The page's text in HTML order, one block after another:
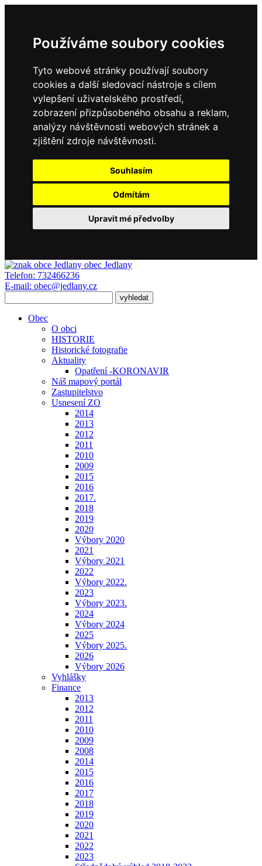
Používáme soubory cookies
Tyto webové stránky používají soubory
cookies a další sledovací nástroje s cílem
vylepšení uživatelského prostředí,
zobrazení přizpůsobeného obsahu a reklam,
analýzy návštěvnosti webových stránek a
zjištění zdroje návštěvnosti.
Souhlasím
Odmítám
Upravit mé předvolby
obec Jedlany
Telefon: 732466236
E-mail: obec@jedlany.cz
Obec
O obci
HISTORIE
Historické fotografie
Aktuality
Opatření -KORONAVIR
Náš mapový portál
Zastupitelstvo
Usnesení ZO
2014
2013
2012
2011
2010
2009
2015
2016
2017.
2018
2019
2020
Výbory 2020
2021
Výbory 2021
2022
Výbory 2022.
2023
Výbory 2023.
2024
Výbory 2024
2025
Výbory 2025.
2026
Výbory 2026
Vyhlášky
Finance
2013
2012
2011
2010
2009
2008
2014
2015
2016
2017
2018
2019
2020
2021
2022
2023